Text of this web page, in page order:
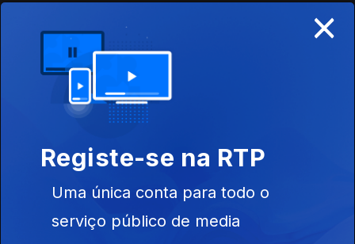
05 abr. 2023
'João na terra do jaze'
Giant Steps / John Coltrane (sax)
31 mar. 2023
×
Registe-se na RTP
Uma única conta para todo o
serviço público de media